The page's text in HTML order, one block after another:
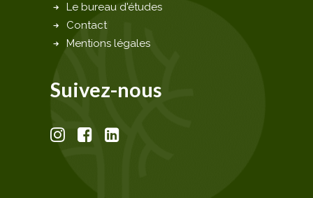
Le bureau d'études
Contact
Mentions légales
Suivez-nous